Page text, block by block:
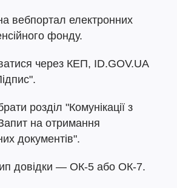
вебпортал електронних
фонду.
через КЕП, ID.GOV.UA
розділ "Комунікації з
на отримання
документів".
довідки — ОК-5 або ОК-7.